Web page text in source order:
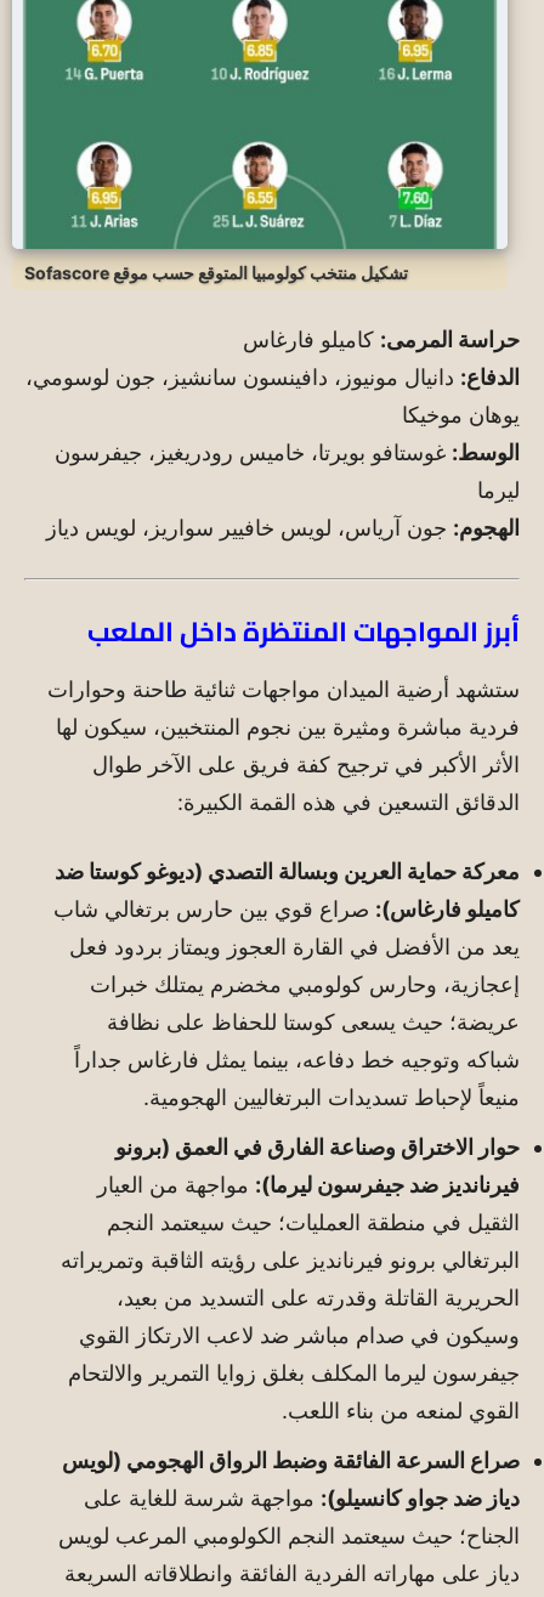
تشكيل منتخب كولومبيا المتوقع حسب موقع Sofascore
حراسة المرمى: كاميلو فارغاس
الدفاع: دانيال مونيوز، دافينسون سانشيز، جون لوسومي،
يوهان موخيكا
الوسط: غوستافو بويرتا، خاميس رودريغيز، جيفرسون
ليرما
الهجوم: جون آرياس، لويس خافيير سواريز، لويس دياز
أبرز المواجهات المنتظرة داخل الملعب
ستشهد أرضية الميدان مواجهات ثنائية طاحنة وحوارات
فردية مباشرة ومثيرة بين نجوم المنتخبين، سيكون لها
الأثر الأكبر في ترجيح كفة فريق على الآخر طوال
الدقائق التسعين في هذه القمة الكبيرة:
معركة حماية العرين وبسالة التصدي (ديوغو كوستا ضد
كاميلو فارغاس): صراع قوي بين حارس برتغالي شاب
يعد من الأفضل في القارة العجوز ويمتاز بردود فعل
إعجازية، وحارس كولومبي مخضرم يمتلك خبرات
عريضة؛ حيث يسعى كوستا للحفاظ على نظافة
شباكه وتوجيه خط دفاعه، بينما يمثل فارغاس جداراً
منيعاً لإحباط تسديدات البرتغاليين الهجومية.
حوار الاختراق وصناعة الفارق في العمق (برونو
فيرنانديز ضد جيفرسون ليرما): مواجهة من العيار
الثقيل في منطقة العمليات؛ حيث سيعتمد النجم
البرتغالي برونو فيرنانديز على رؤيته الثاقبة وتمريراته
الحريرية القاتلة وقدرته على التسديد من بعيد،
وسيكون في صدام مباشر ضد لاعب الارتكاز القوي
جيفرسون ليرما المكلف بغلق زوايا التمرير والالتحام
القوي لمنعه من بناء اللعب.
صراع السرعة الفائقة وضبط الرواق الهجومي (لويس
دياز ضد جواو كانسيلو): مواجهة شرسة للغاية على
الجناح؛ حيث سيعتمد النجم الكولومبي المرعب لويس
دياز على مهاراته الفردية الفائقة وانطلاقاته السريعة